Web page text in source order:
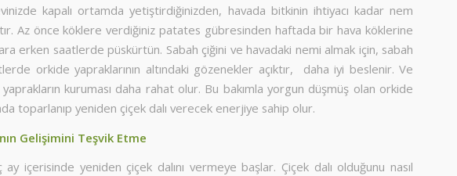
kapalı ortamda yetiştirdiğinizden, havada bitkinin ihtiyacı kadar nem
Az önce köklere verdiğiniz patates gübresinden haftada bir hava köklerine
erken saatlerde püskürtün. Sabah çiğini ve havadaki nemi almak için, sabah
orkide yapraklarının altındaki gözenekler açıktır, daha iyi beslenir. Ve
kuruması daha rahat olur. Bu bakımla yorgun düşmüş olan orkide
toparlanıp yeniden çiçek dalı verecek enerjiye sahip olur.
Gelişimini Teşvik Etme
ay içerisinde yeniden çiçek dalını vermeye başlar. Çiçek dalı olduğunu nasıl